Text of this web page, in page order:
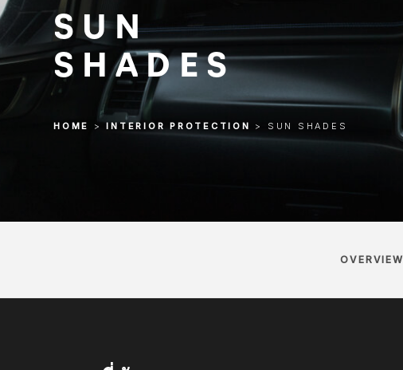
SUN
SHADES
HOME >INTERIOR PROTECTION > SUN SHADES
OVERVIEW